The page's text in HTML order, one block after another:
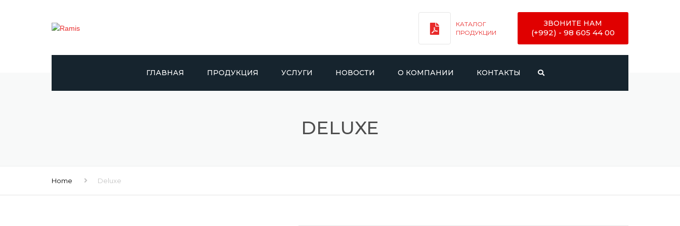
КАТАЛОГ
ПРОДУКЦИИ
ЗВОНИТЕ НАМ
(+992) - 98 605 44 00
ГЛАВНАЯ ПРОДУКЦИЯ
GIGGLES
УСЛУГИ
КОНТРАКТНОЕ
ПРОИЗВОДСТВО
НОВОСТИ О КОМПАНИИ КОНТАКТЫ
DELUXE
Home Deluxe